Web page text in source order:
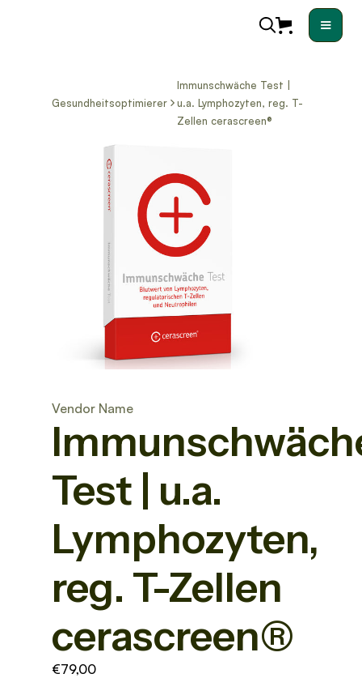
Gesundheitsoptimierer
Immunschwäche Test |
u.a. Lymphozyten, reg. T-
Zellen cerascreen®
Vendor Name
Test | u.a.
Lymphozyten,
reg. T-Zellen
cerascreen®
€79,00